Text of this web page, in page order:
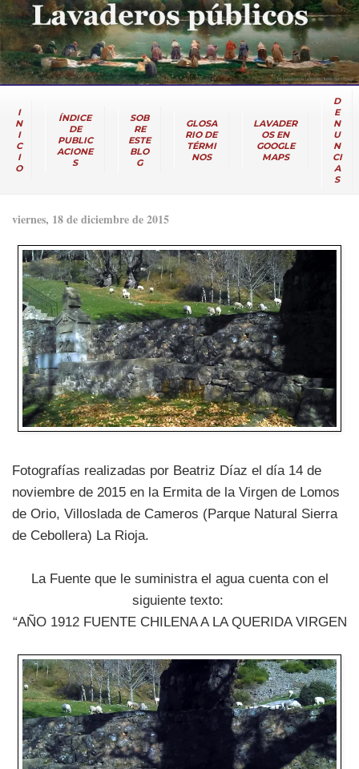
I
N
I
C
I
O
ÍNDICE
DE
PUBLIC
ACIONE
S
SOB
RE
ESTE
BLO
G
GLOSA
RIO DE
TÉRMI
NOS
LAVADER
OS EN
GOOGLE
MAPS
D
E
N
U
N
CI
A
S
viernes, 18 de diciembre de 2015
Fotografías realizadas por Beatriz Díaz el día 14 de
noviembre de 2015 en la Ermita de la Virgen de Lomos
de Orio, Villoslada de Cameros (Parque Natural Sierra
de Cebollera) La Rioja.
La Fuente que le suministra el agua cuenta con el
siguiente texto:
“AÑO 1912 FUENTE CHILENA A LA QUERIDA VIRGEN